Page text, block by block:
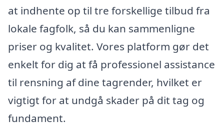
at indhente op til tre forskellige tilbud fra
lokale fagfolk, så du kan sammenligne
priser og kvalitet. Vores platform gør det
enkelt for dig at få professionel assistance
til rensning af dine tagrender, hvilket er
vigtigt for at undgå skader på dit tag og
fundament.